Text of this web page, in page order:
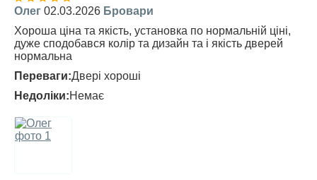
Олег 02.03.2026 Бровари
Хороша ціна та якість, установка по нормальній ціні,
дуже сподобався колір та дизайн та і якість дверей
нормальна
Переваги:Двері хороші
Недоліки:Немає